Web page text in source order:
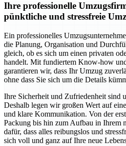
Ihre professionelle
pünktliche und stressfreie
Ein professionelles
die Planung, Organisation und
gleich, ob es sich um einen privaten
handelt. Mit fundiertem Know-how
garantieren wir, dass Ihr Umzug
ohne dass Sie sich um die Details
Ihre Sicherheit und Zufriedenheit sind
Deshalb legen wir großen Wert auf
und klare Kommunikation. Von der
Packung bis hin zum Aufbau in Ihrem
dafür, dass alles reibungslos und
sich voll und ganz auf Ihre neue